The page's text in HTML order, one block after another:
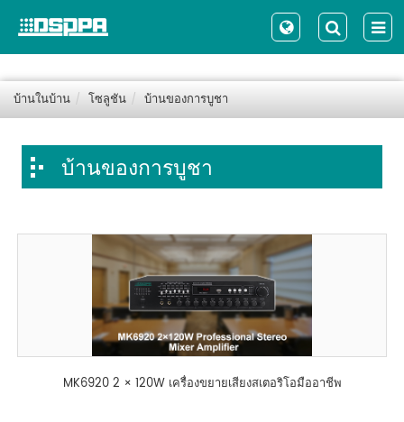
บ้านในบ้าน โซลูชัน บ้านของการบูชา
บ้านของการบูชา
MK6920 2 × 120W เครื่องขยายเสียงสเตอริโอมืออาชีพ